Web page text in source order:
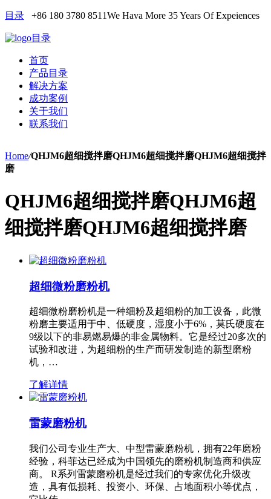
目录 +86 180 3780 8511We Hava More 35 Years Of Expeiences
目录
首页
产品目录
解决方案
成功案例
关于我们
联系我们
Home/QHJM6超细搅拌磨QHJM6超细搅拌磨QHJM6超细搅拌
磨
QHJM6超细搅拌磨QHJM6超
细搅拌磨QHJM6超细搅拌磨
超细微粉磨粉机
超细微粉磨粉机是一种细粉及超细粉的加工设备，此微
粉磨主要适用于中、低硬度，湿度小于6%，莫氏硬度在
9级以下的非易燃易爆的非金属物料。它是经过20多次的
试验和改进，为超细粉的生产而研发制造的新型磨粉
机，…
了解详情
雷蒙磨粉机
我们公司专业生产大、中型雷蒙磨粉机，拥有22年磨粉
经验，科菲达已经成为中国领先的磨粉机制造商和供应
商。 R系列雷蒙磨粉机是经过我们的专家优化升级改
造，具有低损耗、投资小、环保、占地面积小等优点，